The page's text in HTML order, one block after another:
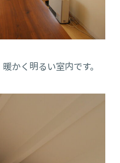
かく明るい室内です。